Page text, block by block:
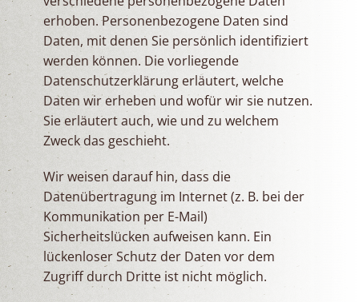
erhoben. Personenbezogene Daten sind
Daten, mit denen Sie persönlich identifiziert
werden können. Die vorliegende
Datenschutzerklärung erläutert, welche
Daten wir erheben und wofür wir sie nutzen.
Sie erläutert auch, wie und zu welchem
Zweck das geschieht.
Wir weisen darauf hin, dass die
Datenübertragung im Internet (z. B. bei der
Kommunikation per E-Mail)
Sicherheitslücken aufweisen kann. Ein
lückenloser Schutz der Daten vor dem
Zugriff durch Dritte ist nicht möglich.